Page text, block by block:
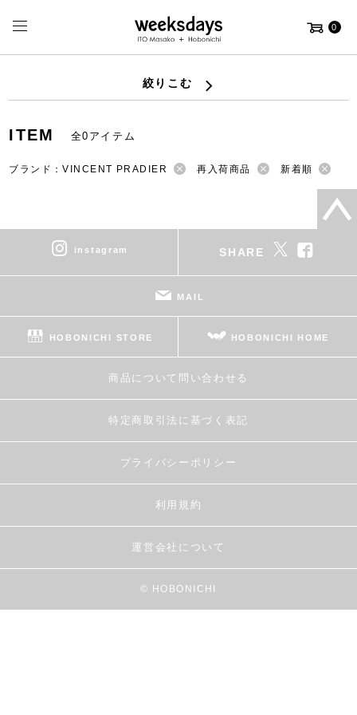
0
絞りこむ
ITEM 全0アイテム
ブランド：VINCENT PRADIER 再入荷商品 新着順
instagram SHARE
MAIL
HOBONICHI STORE HOBONICHI HOME
商品について問い合わせる
特定商取引法に基づく表記
プライバシーポリシー
利用規約
運営会社について
© HOBONICHI